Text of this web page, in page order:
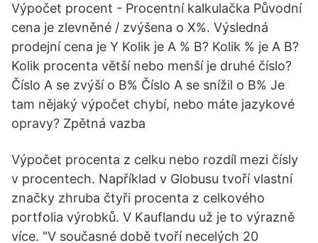
Výpočet procent - Procentní kalkulačka Původní
cena je zlevněné / zvýšena o X%. Výsledná
prodejní cena je Y Kolik je A % B? Kolik % je A B?
Kolik procenta větší nebo menší je druhé číslo?
Číslo A se zvýší o B% Číslo A se snížil o B% Je
tam nějaký výpočet chybí, nebo máte jazykové
opravy? Zpětná vazba
Výpočet procenta z celku nebo rozdíl mezi čísly
v procentech. Například v Globusu tvoří vlastní
značky zhruba čtyři procenta z celkového
portfolia výrobků. V Kauflandu už je to výrazně
více. "V současné době tvoří necelých 20